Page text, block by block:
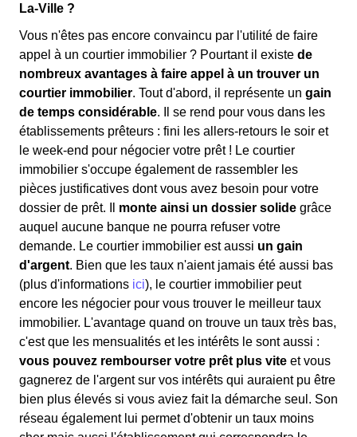
La-Ville ?
Vous n'êtes pas encore convaincu par l'utilité de faire
appel à un courtier immobilier ? Pourtant il existe de
nombreux avantages à faire appel à un trouver un
courtier immobilier. Tout d'abord, il représente un gain
de temps considérable. Il se rend pour vous dans les
établissements prêteurs : fini les allers-retours le soir et
le week-end pour négocier votre prêt ! Le courtier
immobilier s'occupe également de rassembler les
pièces justificatives dont vous avez besoin pour votre
dossier de prêt. Il monte ainsi un dossier solide grâce
auquel aucune banque ne pourra refuser votre
demande. Le courtier immobilier est aussi un gain
d'argent. Bien que les taux n'aient jamais été aussi bas
(plus d'informations ici), le courtier immobilier peut
encore les négocier pour vous trouver le meilleur taux
immobilier. L'avantage quand on trouve un taux très bas,
c'est que les mensualités et les intérêts le sont aussi :
vous pouvez rembourser votre prêt plus vite et vous
gagnerez de l'argent sur vos intérêts qui auraient pu être
bien plus élevés si vous aviez fait la démarche seul. Son
réseau également lui permet d'obtenir un taux moins